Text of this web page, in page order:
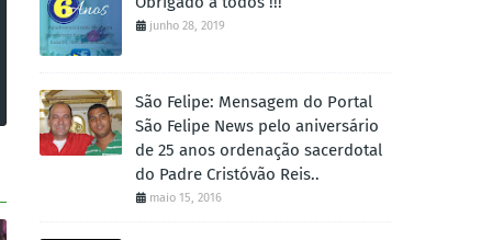
junho 28, 2019
São Felipe: Mensagem do Portal
São Felipe News pelo aniversário
de 25 anos ordenação sacerdotal
do Padre Cristóvão Reis..
maio 15, 2016